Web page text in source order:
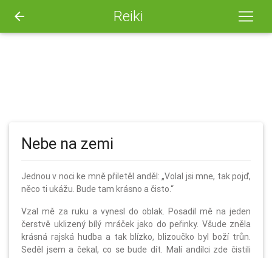
arrow_back Reiki
Nebe na zemi
Jednou v noci ke mně přiletěl anděl: „Volal jsi mne, tak pojď,
něco ti ukážu. Bude tam krásno a čisto.“
Vzal mě za ruku a vynesl do oblak. Posadil mě na jeden
čerstvě uklizený bílý mráček jako do peřinky. Všude zněla
krásná rajská hudba a tak blízko, blizoučko byl boží trůn.
Seděl jsem a čekal, co se bude dít. Malí andílci zde čistili